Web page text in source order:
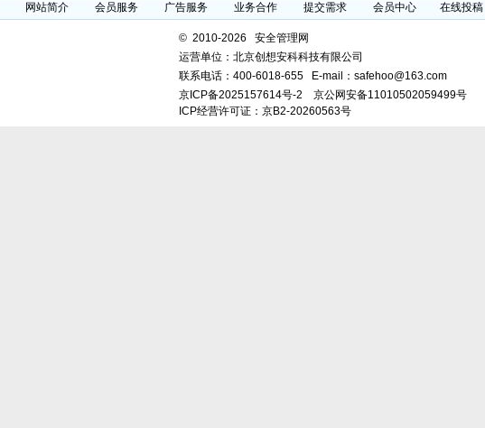
网站简介 会员服务 广告服务 业务合作 提交需求 会员中心 在线投稿
© 2010-2026 安全管理网
运营单位：北京创想安科科技有限公司
联系电话： 400-6018-655 E-mail：safehoo@163.com
京ICP备2025157614号-2
京公网安备11010502059499号
ICP经营许可证：京B2-20260563号